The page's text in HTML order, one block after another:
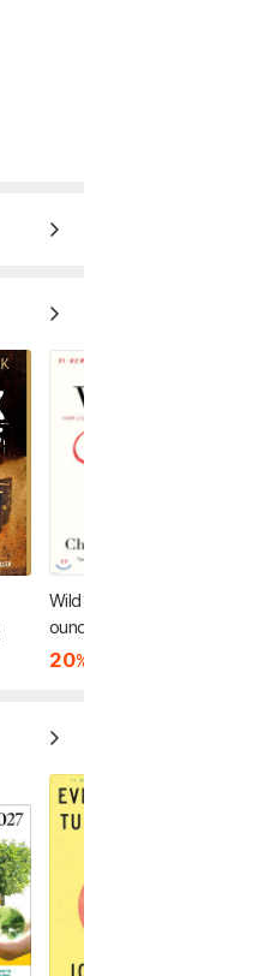
Wild: From Lost to F
ound on the Pacific
Crest Trail
20%